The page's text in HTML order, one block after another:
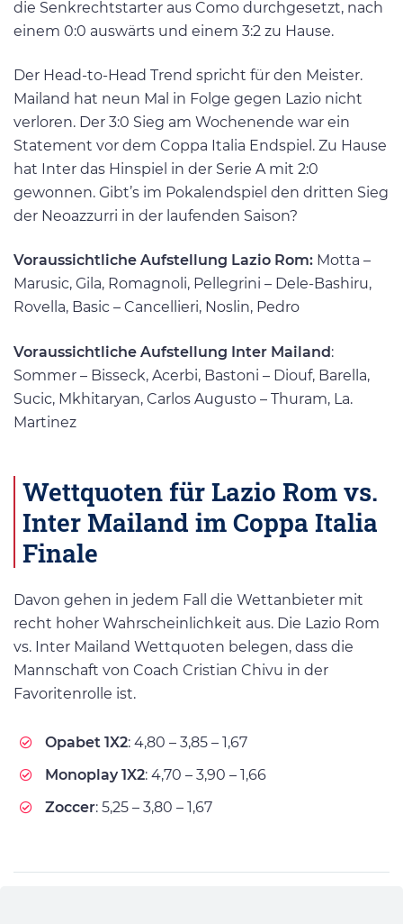
die Senkrechtstarter aus Como durchgesetzt, nach
einem 0:0 auswärts und einem 3:2 zu Hause.
Der Head-to-Head Trend spricht für den Meister.
Mailand hat neun Mal in Folge gegen Lazio nicht
verloren. Der 3:0 Sieg am Wochenende war ein
Statement vor dem Coppa Italia Endspiel. Zu Hause
hat Inter das Hinspiel in der Serie A mit 2:0
gewonnen. Gibt’s im Pokalendspiel den dritten Sieg
der Neoazzurri in der laufenden Saison?
Voraussichtliche Aufstellung Lazio Rom: Motta –
Marusic, Gila, Romagnoli, Pellegrini – Dele-Bashiru,
Rovella, Basic – Cancellieri, Noslin, Pedro
Voraussichtliche Aufstellung Inter Mailand:
Sommer – Bisseck, Acerbi, Bastoni – Diouf, Barella,
Sucic, Mkhitaryan, Carlos Augusto – Thuram, La.
Martinez
Wettquoten für Lazio Rom vs.
Inter Mailand im Coppa Italia
Finale
Davon gehen in jedem Fall die Wettanbieter mit
recht hoher Wahrscheinlichkeit aus. Die Lazio Rom
vs. Inter Mailand Wettquoten belegen, dass die
Mannschaft von Coach Cristian Chivu in der
Favoritenrolle ist.
Opabet 1X2: 4,80 – 3,85 – 1,67
Monoplay 1X2: 4,70 – 3,90 – 1,66
Zoccer: 5,25 – 3,80 – 1,67